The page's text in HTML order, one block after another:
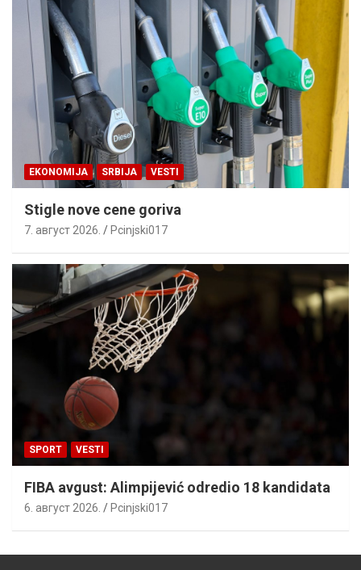
EKONOMIJA SRBIJA VESTI
Stigle nove cene goriva
7. август 2026. Pcinjski017
SPORT VESTI
FIBA avgust: Alimpijević odredio 18 kandidata
6. август 2026. Pcinjski017